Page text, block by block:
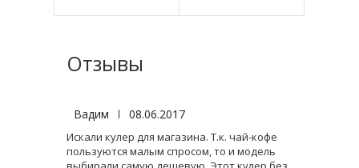
Отзывы
Вадим | 08.06.2017
Искали кулер для магазина. Т.к. чай-кофе
пользуются малым спросом, то и модель